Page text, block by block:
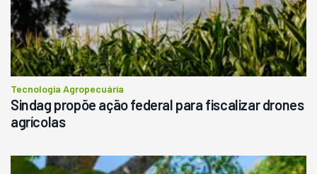
Tecnologia Agropecuária
Sindag propõe ação federal para fiscalizar drones
agrícolas